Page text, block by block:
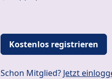
Kostenlos registrieren
Schon Mitglied? Jetzt